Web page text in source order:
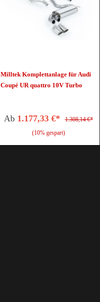
Milltek Komplettanlage für Audi
Coupé UR quattro 10V Turbo
Ab 1.177,33 €*
1.308,14 €*
(10% gespart)